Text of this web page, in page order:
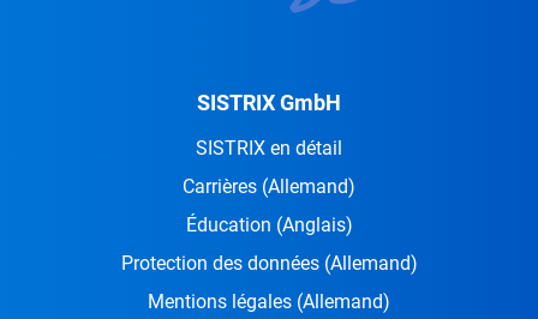
SISTRIX GmbH
SISTRIX en détail
Carrières (Allemand)
Éducation (Anglais)
Protection des données (Allemand)
Mentions légales (Allemand)